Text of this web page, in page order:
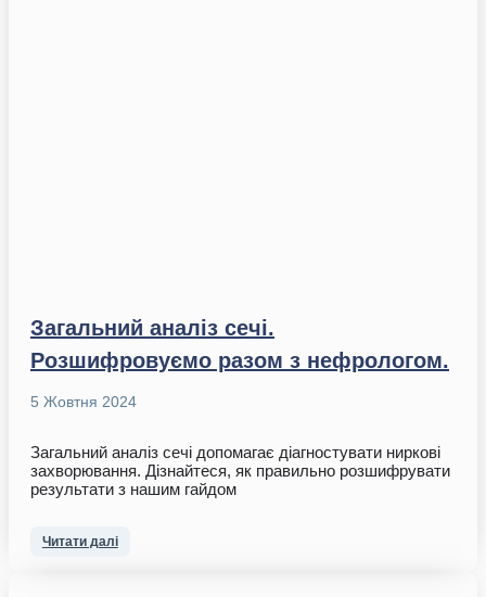
Загальний аналіз сечі.
Розшифровуємо разом з нефрологом.
5 Жовтня 2024
Загальний аналіз сечі допомагає діагностувати ниркові
захворювання. Дізнайтеся, як правильно розшифрувати
результати з нашим гайдом
Читати далі